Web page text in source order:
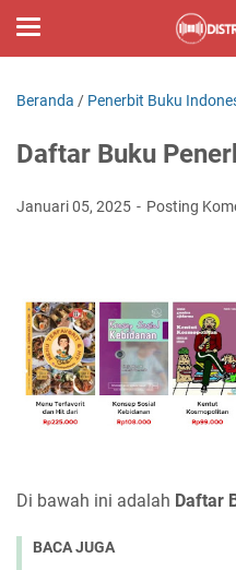
Beranda / Penerbit Buku
Daftar Buku
Januari 05, 2025 Posting
Di bawah ini adalah Daftar
BACA JUGA